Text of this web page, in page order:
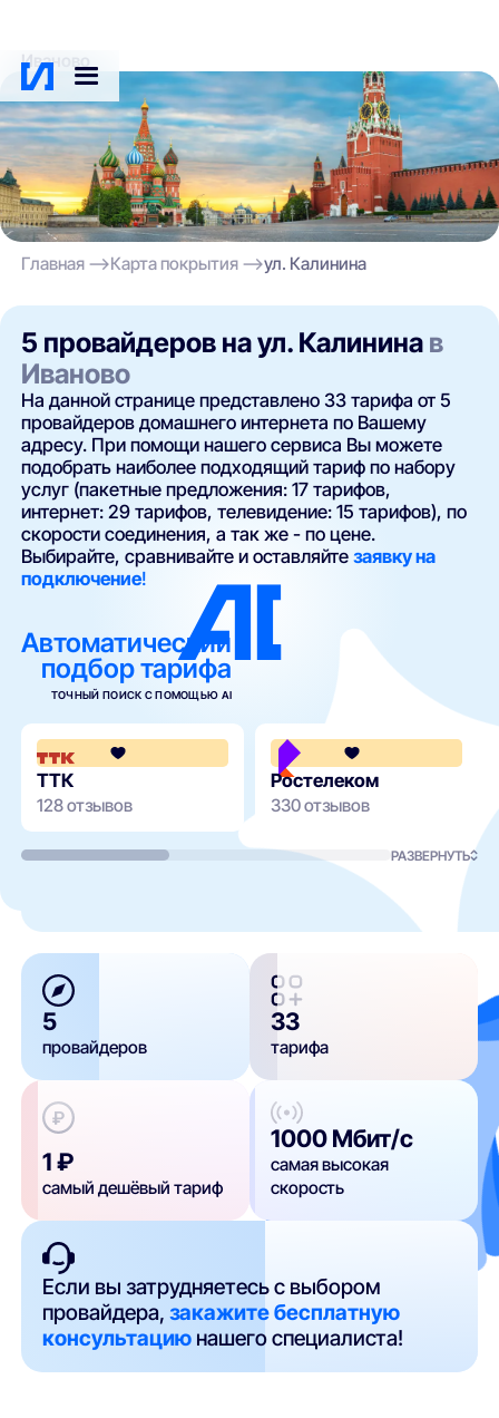
Иваново
Главная Карта покрытия ул. Калинина
5 провайдеров на ул. Калинина в
Иваново
На данной странице представлено 33 тарифа от 5
провайдеров домашнего интернета по Вашему
адресу. При помощи нашего сервиса Вы можете
подобрать наиболее подходящий тариф по набору
услуг (пакетные предложения: 17 тарифов,
интернет: 29 тарифов, телевидение: 15 тарифов), по
скорости соединения, а так же - по цене.
Выбирайте, сравнивайте и оставляйтезаявку на
подключение!
Автоматический
подбор тарифа
ТОЧНЫЙ ПОИСК С ПОМОЩЬЮ AI
4.2
ТТК
128 отзывов
Ростелеком
330 отзывов
РАЗВЕРНУТЬ
5
провайдеров
33
тарифа
1 ₽
самый дешёвый тариф
1000 Мбит/с
самая высокая
скорость
Если вы затрудняетесь с выбором
провайдера,закажите бесплатную
консультацию нашего специалиста!